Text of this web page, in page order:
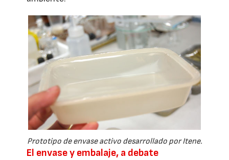
Prototipo de envase activo desarrollado por Itene.
El envase y embalaje, a debate